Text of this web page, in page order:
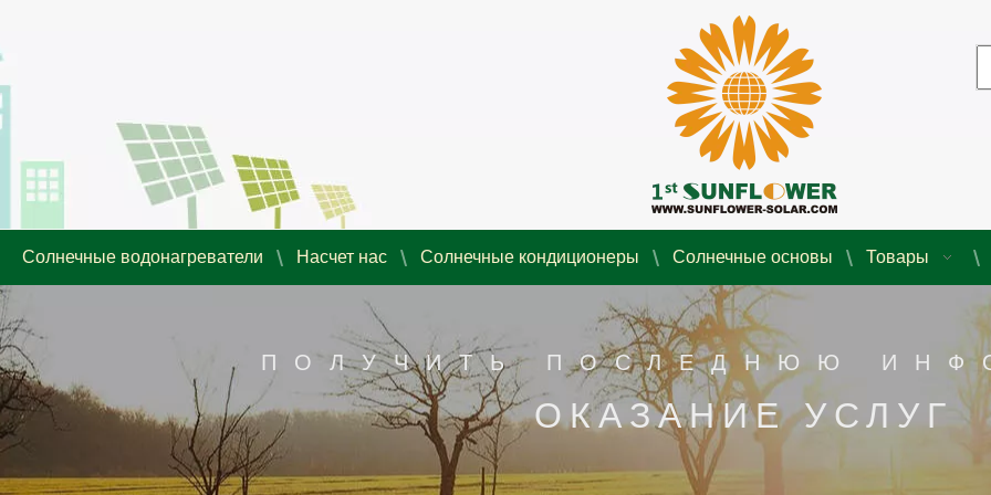
Солнечные водонагреватели Насчет нас Солнечные кондиционеры Солнечные основы Товары
ПОЛУЧИТЬ ПОСЛЕДНЮЮ
ОКАЗАНИЕ УСЛУГ